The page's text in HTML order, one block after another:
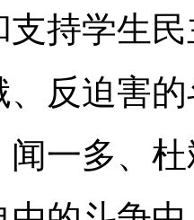
支持学生
、反迫害
闻一多、